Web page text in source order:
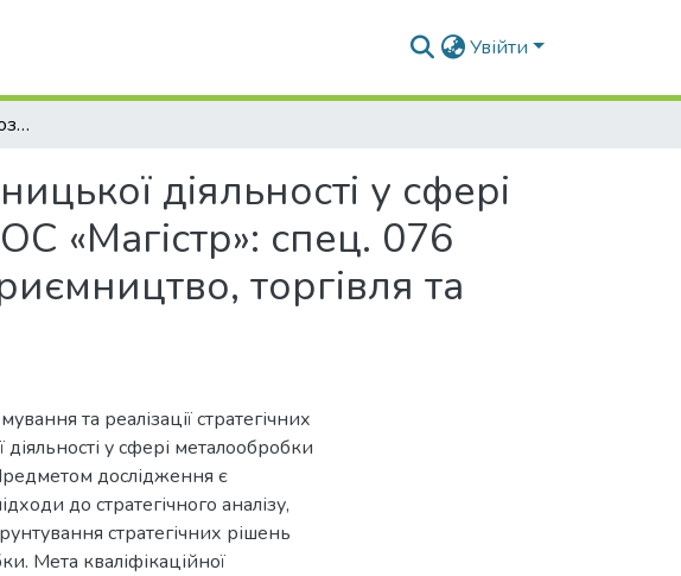
Увійти
Стратегічні напрями розвитку підприємницької діяльності у сфері металообробки : кваліфікаційна робота ОС «Магістр»: спец. 076 Підприємництво та торгівля ОПП «Підприємництво, торгівля та біржова діяльність»
діяльності у сфері
«Магістр»: спец. 076
торгівля та
та реалізації стратегічних
у сфері металообробки
дослідження є
до стратегічного аналізу,
стратегічних рішень
Мета кваліфікаційної